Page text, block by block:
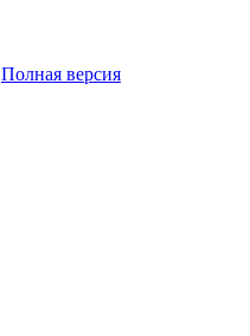
Полная версия